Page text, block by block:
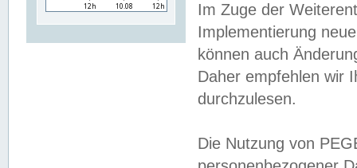
Im Zuge der
Implementierung
können auch
Daher empfehlen wir
durchzulesen.
Die Nutzung von